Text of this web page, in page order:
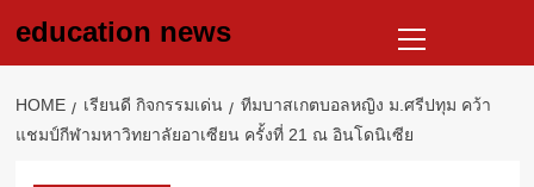
education news
Menu
HOME เรียนดี กิจกรรมเด่น
ทีมบาสเกตบอลหญิง ม.ศรีปทุม คว้า
แชมป์กีฬามหาวิทยาลัยอาเซียน ครั้งที่ 21 ณ อินโดนิเซีย